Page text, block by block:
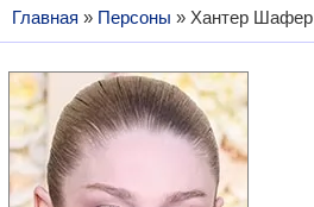
Главная » Персоны » Хантер Шафер